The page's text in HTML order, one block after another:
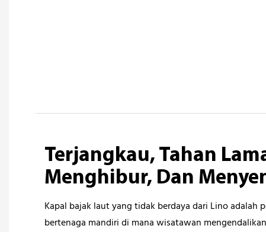
Terjangkau, Tahan
Menghibur, Dan
Kapal bajak laut yang tidak berdaya dari Lino adalah
bertenaga mandiri di mana wisatawan